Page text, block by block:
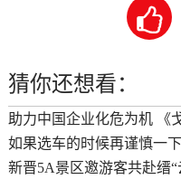

猜你还想看：
助力中国企业化危为机 《
如果选车的时候再谨慎一
新晋5A景区邀游客共赴缙“